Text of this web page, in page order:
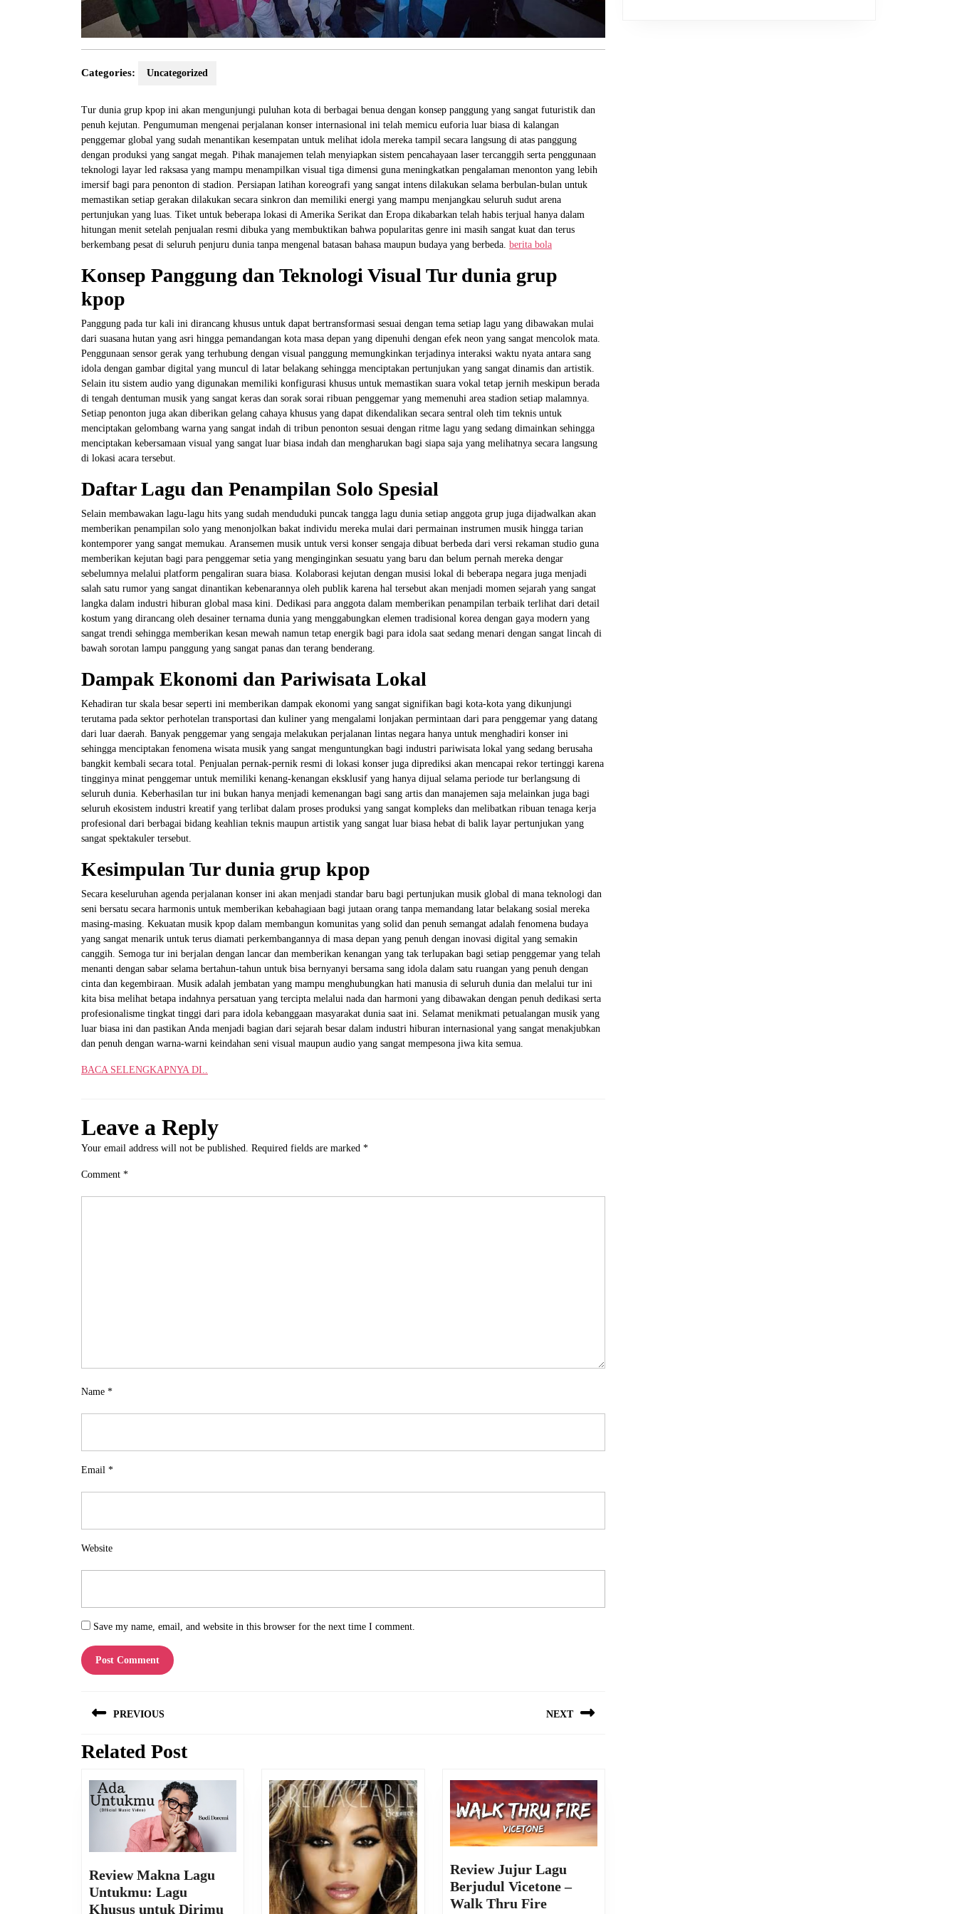
Categories: Uncategorized
Tur dunia grup kpop ini akan mengunjungi puluhan kota di berbagai benua dengan konsep panggung yang sangat futuristik dan
penuh kejutan. Pengumuman mengenai perjalanan konser internasional ini telah memicu euforia luar biasa di kalangan
penggemar global yang sudah menantikan kesempatan untuk melihat idola mereka tampil secara langsung di atas panggung
dengan produksi yang sangat megah. Pihak manajemen telah menyiapkan sistem pencahayaan laser tercanggih serta penggunaan
teknologi layar led raksasa yang mampu menampilkan visual tiga dimensi guna meningkatkan pengalaman menonton yang lebih
imersif bagi para penonton di stadion. Persiapan latihan koreografi yang sangat intens dilakukan selama berbulan-bulan untuk
memastikan setiap gerakan dilakukan secara sinkron dan memiliki energi yang mampu menjangkau seluruh sudut arena
pertunjukan yang luas. Tiket untuk beberapa lokasi di Amerika Serikat dan Eropa dikabarkan telah habis terjual hanya dalam
hitungan menit setelah penjualan resmi dibuka yang membuktikan bahwa popularitas genre ini masih sangat kuat dan terus
berkembang pesat di seluruh penjuru dunia tanpa mengenal batasan bahasa maupun budaya yang berbeda. berita bola
Konsep Panggung dan Teknologi Visual Tur dunia grup
kpop
Panggung pada tur kali ini dirancang khusus untuk dapat bertransformasi sesuai dengan tema setiap lagu yang dibawakan mulai
dari suasana hutan yang asri hingga pemandangan kota masa depan yang dipenuhi dengan efek neon yang sangat mencolok mata.
Penggunaan sensor gerak yang terhubung dengan visual panggung memungkinkan terjadinya interaksi waktu nyata antara sang
idola dengan gambar digital yang muncul di latar belakang sehingga menciptakan pertunjukan yang sangat dinamis dan artistik.
Selain itu sistem audio yang digunakan memiliki konfigurasi khusus untuk memastikan suara vokal tetap jernih meskipun berada
di tengah dentuman musik yang sangat keras dan sorak sorai ribuan penggemar yang memenuhi area stadion setiap malamnya.
Setiap penonton juga akan diberikan gelang cahaya khusus yang dapat dikendalikan secara sentral oleh tim teknis untuk
menciptakan gelombang warna yang sangat indah di tribun penonton sesuai dengan ritme lagu yang sedang dimainkan sehingga
menciptakan kebersamaan visual yang sangat luar biasa indah dan mengharukan bagi siapa saja yang melihatnya secara langsung
di lokasi acara tersebut.
Daftar Lagu dan Penampilan Solo Spesial
Selain membawakan lagu-lagu hits yang sudah menduduki puncak tangga lagu dunia setiap anggota grup juga dijadwalkan akan
memberikan penampilan solo yang menonjolkan bakat individu mereka mulai dari permainan instrumen musik hingga tarian
kontemporer yang sangat memukau. Aransemen musik untuk versi konser sengaja dibuat berbeda dari versi rekaman studio guna
memberikan kejutan bagi para penggemar setia yang menginginkan sesuatu yang baru dan belum pernah mereka dengar
sebelumnya melalui platform pengaliran suara biasa. Kolaborasi kejutan dengan musisi lokal di beberapa negara juga menjadi
salah satu rumor yang sangat dinantikan kebenarannya oleh publik karena hal tersebut akan menjadi momen sejarah yang sangat
langka dalam industri hiburan global masa kini. Dedikasi para anggota dalam memberikan penampilan terbaik terlihat dari detail
kostum yang dirancang oleh desainer ternama dunia yang menggabungkan elemen tradisional korea dengan gaya modern yang
sangat trendi sehingga memberikan kesan mewah namun tetap energik bagi para idola saat sedang menari dengan sangat lincah di
bawah sorotan lampu panggung yang sangat panas dan terang benderang.
Dampak Ekonomi dan Pariwisata Lokal
Kehadiran tur skala besar seperti ini memberikan dampak ekonomi yang sangat signifikan bagi kota-kota yang dikunjungi
terutama pada sektor perhotelan transportasi dan kuliner yang mengalami lonjakan permintaan dari para penggemar yang datang
dari luar daerah. Banyak penggemar yang sengaja melakukan perjalanan lintas negara hanya untuk menghadiri konser ini
sehingga menciptakan fenomena wisata musik yang sangat menguntungkan bagi industri pariwisata lokal yang sedang berusaha
bangkit kembali secara total. Penjualan pernak-pernik resmi di lokasi konser juga diprediksi akan mencapai rekor tertinggi karena
tingginya minat penggemar untuk memiliki kenang-kenangan eksklusif yang hanya dijual selama periode tur berlangsung di
seluruh dunia. Keberhasilan tur ini bukan hanya menjadi kemenangan bagi sang artis dan manajemen saja melainkan juga bagi
seluruh ekosistem industri kreatif yang terlibat dalam proses produksi yang sangat kompleks dan melibatkan ribuan tenaga kerja
profesional dari berbagai bidang keahlian teknis maupun artistik yang sangat luar biasa hebat di balik layar pertunjukan yang
sangat spektakuler tersebut.
Kesimpulan Tur dunia grup kpop
Secara keseluruhan agenda perjalanan konser ini akan menjadi standar baru bagi pertunjukan musik global di mana teknologi dan
seni bersatu secara harmonis untuk memberikan kebahagiaan bagi jutaan orang tanpa memandang latar belakang sosial mereka
masing-masing. Kekuatan musik kpop dalam membangun komunitas yang solid dan penuh semangat adalah fenomena budaya
yang sangat menarik untuk terus diamati perkembangannya di masa depan yang penuh dengan inovasi digital yang semakin
canggih. Semoga tur ini berjalan dengan lancar dan memberikan kenangan yang tak terlupakan bagi setiap penggemar yang telah
menanti dengan sabar selama bertahun-tahun untuk bisa bernyanyi bersama sang idola dalam satu ruangan yang penuh dengan
cinta dan kegembiraan. Musik adalah jembatan yang mampu menghubungkan hati manusia di seluruh dunia dan melalui tur ini
kita bisa melihat betapa indahnya persatuan yang tercipta melalui nada dan harmoni yang dibawakan dengan penuh dedikasi serta
profesionalisme tingkat tinggi dari para idola kebanggaan masyarakat dunia saat ini. Selamat menikmati petualangan musik yang
luar biasa ini dan pastikan Anda menjadi bagian dari sejarah besar dalam industri hiburan internasional yang sangat menakjubkan
dan penuh dengan warna-warni keindahan seni visual maupun audio yang sangat mempesona jiwa kita semua.
BACA SELENGKAPNYA DI..
Leave a Reply
Your email address will not be published. Required fields are marked *
Comment *
Name *
Email *
Website
Save my name, email, and website in this browser for the next time I comment.
navigation
PREVIOUS
Previous
NEXT
Related Post
Review Makna Lagu
Untukmu: Lagu
Khusus untuk Dirimu
Review Jujur Lagu
Berjudul Vicetone –
Walk Thru FireReview